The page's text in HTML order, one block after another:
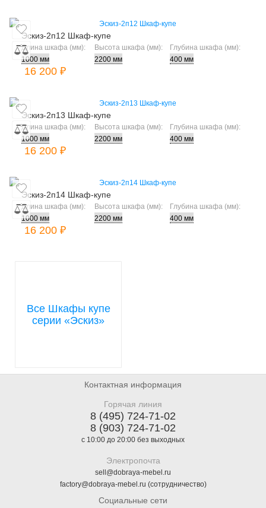
Эскиз-2п12 Шкаф-купе
Длина шкафа (мм): Высота шкафа (мм): Глубина шкафа (мм):
16 200 ₽
Эскиз-2п13 Шкаф-купе
Длина шкафа (мм): Высота шкафа (мм): Глубина шкафа (мм):
16 200 ₽
Эскиз-2п14 Шкаф-купе
Длина шкафа (мм): Высота шкафа (мм): Глубина шкафа (мм):
16 200 ₽
Все Шкафы купе
серии «Эскиз»
Контактная информация
Горячая линия
8 (495) 724-71-02
8 (903) 724-71-02
с 10:00 до 20:00 без выходных
Электропочта
sell@dobraya-mebel.ru
factory@dobraya-mebel.ru (сотрудничество)
Социальные сети